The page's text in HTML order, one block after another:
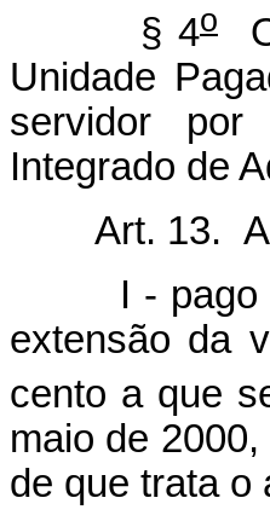
§ 4o
Unidade
servidor por
Integrado de
Art. 13. Ao
I - pago em
extensão da
cento a que
maio de
de que trata o